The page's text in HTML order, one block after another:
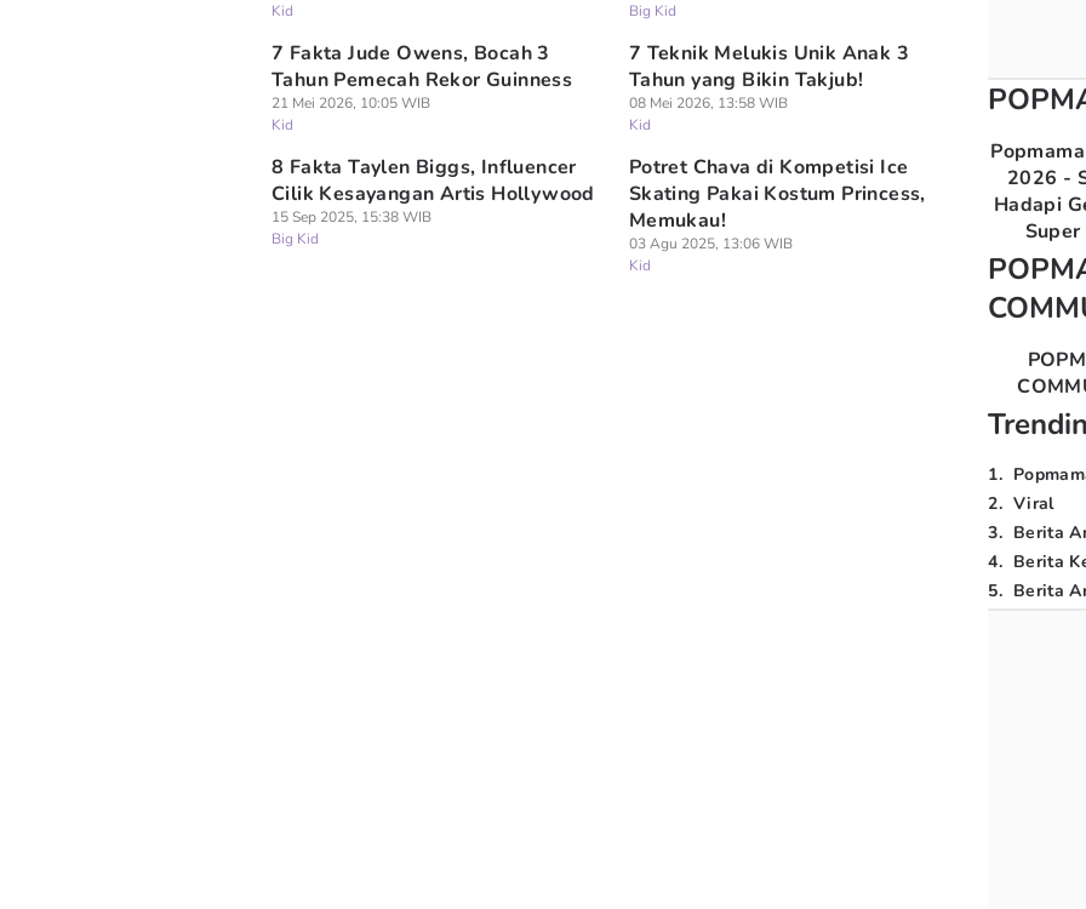
Kid
Big Kid
7 Fakta Jude Owens, Bocah 3
Tahun Pemecah Rekor Guinness
21 Mei 2026, 10:05 WIB
Kid
7 Teknik Melukis Unik Anak 3
Tahun yang Bikin Takjub!
08 Mei 2026, 13:58 WIB
Kid
8 Fakta Taylen Biggs, Influencer
Cilik Kesayangan Artis Hollywood
15 Sep 2025, 15:38 WIB
Big Kid
Potret Chava di Kompetisi Ice
Skating Pakai Kostum Princess,
Memukau!
03 Agu 2025, 13:06 WIB
Kid
2026 -
Hadapi
1.
2. Viral
3. Berita
4. Berita
5. Berita